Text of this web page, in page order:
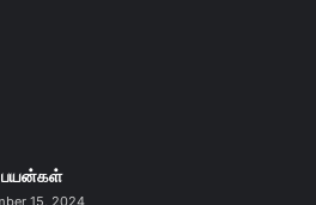
15, 2024